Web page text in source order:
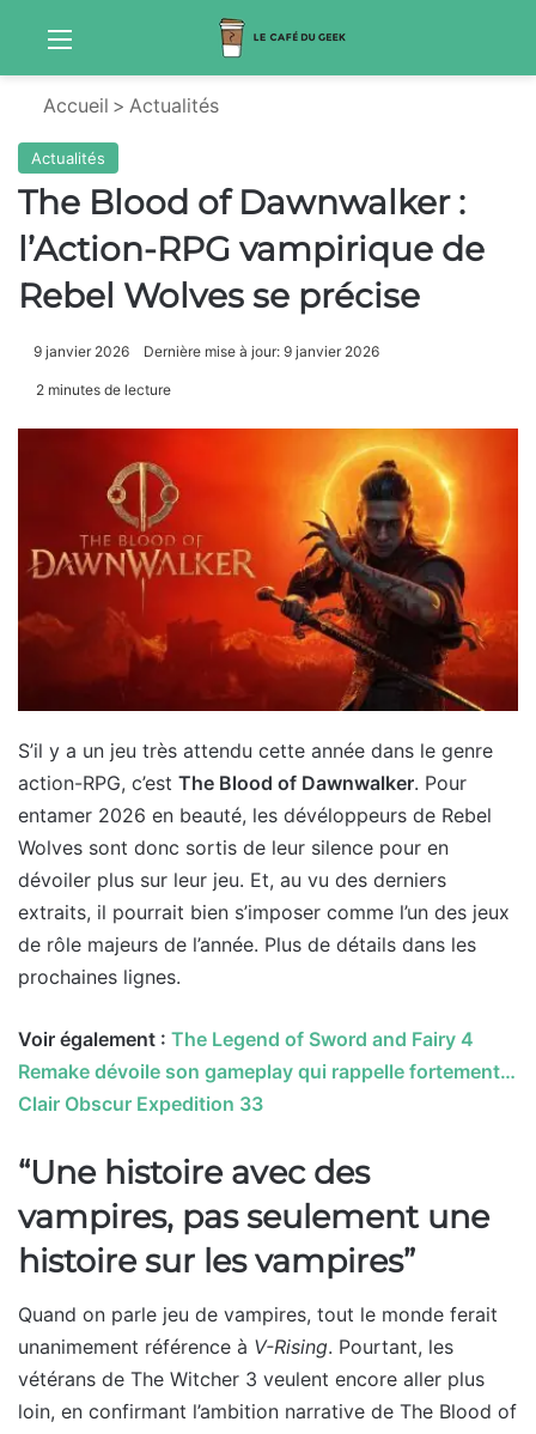
Menu
Accueil > Actualités
Actualités
The Blood of Dawnwalker :
l’Action-RPG vampirique de
Rebel Wolves se précise
9 janvier 2026 Dernière mise à jour: 9 janvier 2026
2 minutes de lecture
S’il y a un jeu très attendu cette année dans le genre
action-RPG, c’est The Blood of Dawnwalker. Pour
entamer 2026 en beauté, les dévéloppeurs de Rebel
Wolves sont donc sortis de leur silence pour en
dévoiler plus sur leur jeu. Et, au vu des derniers
extraits, il pourrait bien s’imposer comme l’un des jeux
de rôle majeurs de l’année. Plus de détails dans les
prochaines lignes.
Voir également : The Legend of Sword and Fairy 4
Remake dévoile son gameplay qui rappelle fortement…
Clair Obscur Expedition 33
“Une histoire avec des
vampires, pas seulement une
histoire sur les vampires”
Quand on parle jeu de vampires, tout le monde ferait
unanimement référence à V-Rising. Pourtant, les
vétérans de The Witcher 3 veulent encore aller plus
loin, en confirmant l’ambition narrative de The Blood of